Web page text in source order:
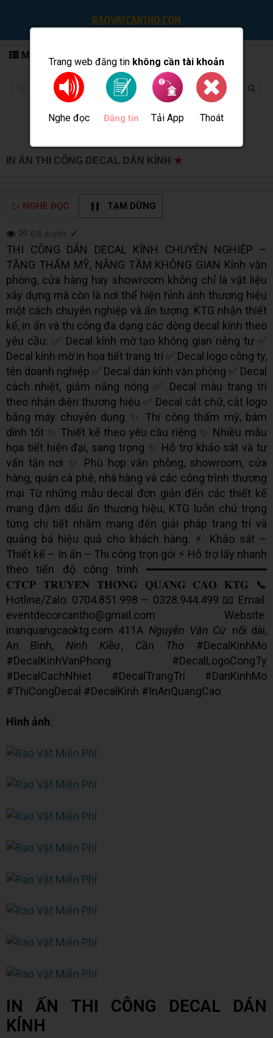
Trang web đăng tin không cần tài khoản
Nghe đọc Đăng tin Tải App Thoát
MENU
IN ẤN THI CÔNG DECAL DÁN KÍNH ★
▷ NGHE ĐỌC TẠM DỪNG
✉ Đã duyệt: ✓
THI CÔNG DÁN DECAL KÍNH CHUYÊN NGHIỆP –
TĂNG THẨM MỸ, NÂNG TẦM KHÔNG GIAN Kính văn
phòng, cửa hàng hay showroom không chỉ là vật liệu
xây dựng mà còn là nơi thể hiện hình ảnh thương hiệu
một cách chuyên nghiệp và ấn tượng. KTG nhận thiết
kế, in ấn và thi công đa dạng các dòng decal kính theo
yêu cầu: ✅ Decal kính mờ tạo không gian riêng tư ✅
Decal kính mờ in họa tiết trang trí ✅ Decal logo công ty,
tên doanh nghiệp ✅ Decal dán kính văn phòng ✅ Decal
cách nhiệt, giảm nắng nóng ✅ Decal màu trang trí
theo nhận diện thương hiệu ✅ Decal cắt chữ, cắt logo
bằng máy chuyên dụng ✨ Thi công thẩm mỹ, bám
dính tốt ✨ Thiết kế theo yêu cầu riêng ✨ Nhiều mẫu
họa tiết hiện đại, sang trọng ✨ Hỗ trợ khảo sát và tư
vấn tận nơi ✨ Phù hợp văn phòng, showroom, cửa
hàng, quán cà phê, nhà hàng và các công trình thương
mại Từ những mẫu decal đơn giản đến các thiết kế
mang đậm dấu ấn thương hiệu, KTG luôn chú trọng
từng chi tiết nhằm mang đến giải pháp trang trí và
quảng bá hiệu quả cho khách hàng. ⚡ Khảo sát –
Thiết kế – In ấn – Thi công trọn gói ⚡ Hỗ trợ lấy nhanh
theo tiến độ công trình ━━━━━━━━━━━━━━━━━━
𝐂𝐓𝐂𝐏 𝐓𝐑𝐔𝐘𝐄̂̀𝐍 𝐓𝐇𝐎̂𝐍𝐆 𝐐𝐔𝐀̉𝐍𝐆 𝐂𝐀́𝐎 𝐊𝐓𝐆 📞
Hotline/Zalo: 0704.851.998 – 0328.944.499 📧 Email:
eventdecorcantho@gmail.com Website:
inanquangcaoktg.com 411A Nguyễn Văn Cừ nối dài,
An Bình,
Ninh Kiều, Cần Thơ #DecalKinhMo
#DecalKinhVanPhong #DecalLogoCongTy
#DecalCachNhiet #DecalTrangTri #DanKinhMo
#ThiCongDecal #DecalKinh #InAnQuangCao.
Hình ảnh:
IN ẤN THI CÔNG DECAL DÁN
KÍNH